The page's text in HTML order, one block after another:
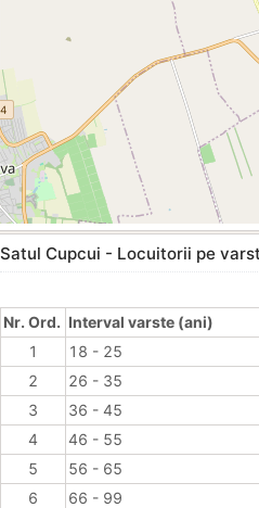
Satul Cupcui - Locuitorii pe
Nr. Ord. Interval varste (ani)
1
18 - 25
2
26 - 35
3
36 - 45
4
46 - 55
5
56 - 65
6
66 - 99